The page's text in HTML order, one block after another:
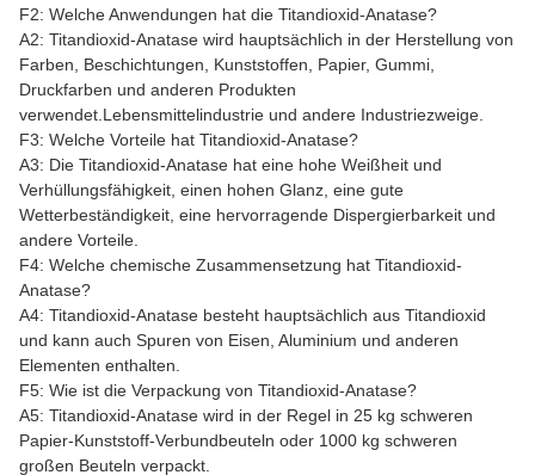
F2: Welche Anwendungen hat die Titandioxid-Anatase?
A2: Titandioxid-Anatase wird hauptsächlich in der Herstellung von
Farben, Beschichtungen, Kunststoffen, Papier, Gummi,
Druckfarben und anderen Produkten
verwendet.Lebensmittelindustrie und andere Industriezweige.
F3: Welche Vorteile hat Titandioxid-Anatase?
A3: Die Titandioxid-Anatase hat eine hohe Weißheit und
Verhüllungsfähigkeit, einen hohen Glanz, eine gute
Wetterbeständigkeit, eine hervorragende Dispergierbarkeit und
andere Vorteile.
F4: Welche chemische Zusammensetzung hat Titandioxid-
Anatase?
A4: Titandioxid-Anatase besteht hauptsächlich aus Titandioxid
und kann auch Spuren von Eisen, Aluminium und anderen
Elementen enthalten.
F5: Wie ist die Verpackung von Titandioxid-Anatase?
A5: Titandioxid-Anatase wird in der Regel in 25 kg schweren
Papier-Kunststoff-Verbundbeuteln oder 1000 kg schweren
großen Beuteln verpackt.